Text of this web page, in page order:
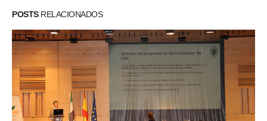
POSTSRELACIONADOS